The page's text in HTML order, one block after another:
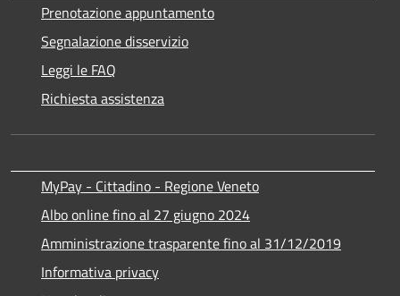
Prenotazione appuntamento
Segnalazione disservizio
Leggi le FAQ
Richiesta assistenza
MyPay - Cittadino - Regione Veneto
Albo online fino al 27 giugno 2024
Amministrazione trasparente fino al 31/12/2019
Informativa privacy